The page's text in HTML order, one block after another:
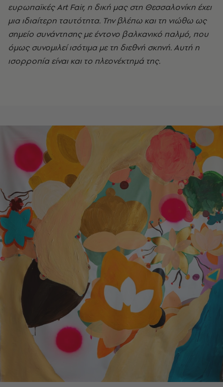
ευρωπαϊκές Art Fair, η δική μας στη Θεσσαλονίκη έχει
μια ιδιαίτερη ταυτότητα. Την βλέπω και τη νιώθω ως
σημείο συνάντησης με έντονο βαλκανικό παλμό, που
όμως συνομιλεί ισότιμα με τη διεθνή σκηνή. Αυτή η
ισορροπία είναι και το πλεονέκτημά της.